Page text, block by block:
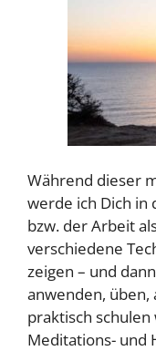
Während dieser
werde ich Dich in
bzw. der Arbeit
verschiedene
zeigen – und
anwenden, üben,
praktisch
Meditations- und